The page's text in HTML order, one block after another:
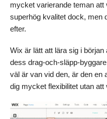
mycket varierande teman att
superhög kvalitet dock, men
efter.
Wix är lätt att lära sig i
dess drag-och-släpp-
väl är van vid den, är den en
dig mycket flexibilitet utan